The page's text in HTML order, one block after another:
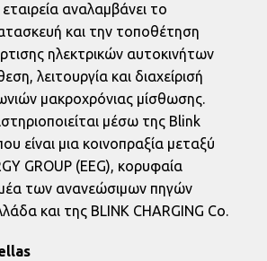
αναλαμβάνει το
και την τοποθέτηση
ηλεκτρικών αυτοκινήτων
λειτουργία και διαχείρισή
μακροχρόνιας μίσθωσης.
μέσω της Blink
είναι μια κοινοπραξία μεταξύ
GROUP (EEG), κορυφαία
των ανανεώσιμων πηγών
και της BLINK CHARGING Co.